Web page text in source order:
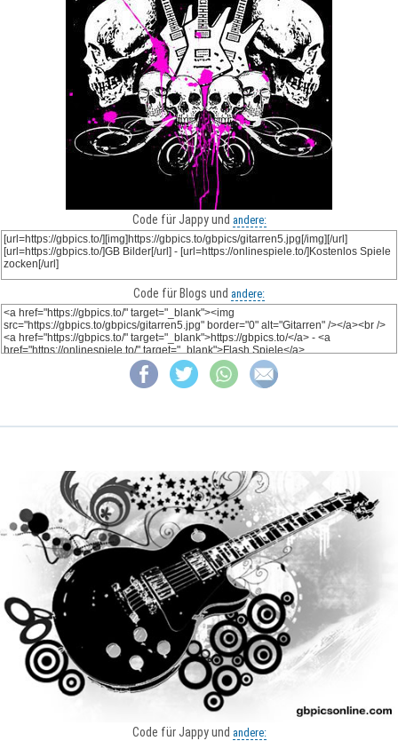
Code für Jappy und andere:
Code für Blogs und andere:
Code für Jappy und andere: